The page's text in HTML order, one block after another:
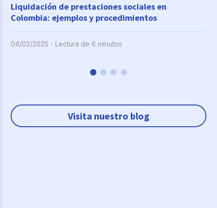
Liquidación de prestaciones sociales en
Colombia: ejemplos y procedimientos
04/02/2025 - Lectura de 6 minutos
Visita nuestro blog